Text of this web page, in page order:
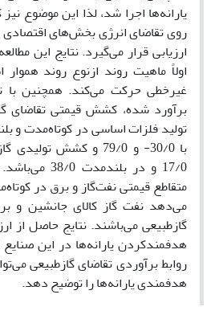
یارانه‌ها اجرا شد، لذا این موضوع
روی تقاضای انرژی بخش‌های
ارزیابی قرار می‌گیرد. نتایج این
اولاً ماهیت روند ازنوع روند
غیرخطی‌ حرکت می‌کند. همچنین با
برآورد شده، کشش قیمتی تقاضای
‌تولید فلزات اساسی در کوتاه‌مدت و
با 30/0- و 79/0 و کشش
17/0 و در
متقاطع قیمتی نفت‌گاز و برق در
می‌دهد نفت گاز کالای جانشین و
گازطبیعی می‌باشند. نتایج حاصل از
هدفمندکردن یارانه‌ها در این
روابط برآوردی تقاضای گازطبیعی
هدفمندی یارانه‌ها را توضیح ‌دهد.